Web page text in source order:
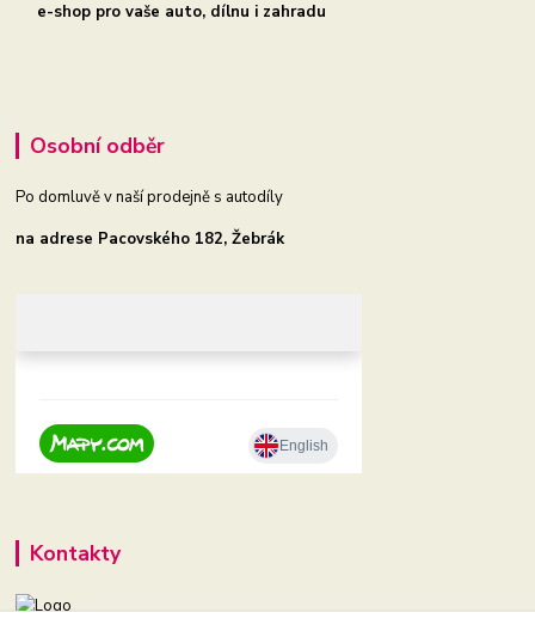
e-shop pro vaše auto, dílnu i zahradu
Osobní odběr
Po domluvě v naší prodejně s autodíly
na adrese Pacovského 182, Žebrák
Kontakty